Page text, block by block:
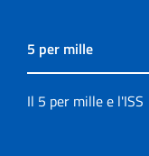
5 per mille
Il 5 per mille e l'ISS